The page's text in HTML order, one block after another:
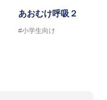
あおむけ呼吸２
#小学生向け